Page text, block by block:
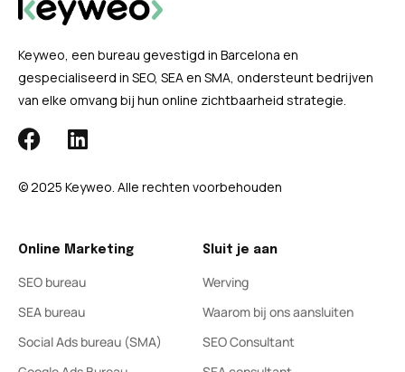
Keyweo, een bureau gevestigd in Barcelona en
gespecialiseerd in SEO, SEA en SMA, ondersteunt bedrijven
van elke omvang bij hun online zichtbaarheid strategie.
© 2025 Keyweo. Alle rechten voorbehouden
Online Marketing
SEO bureau
SEA bureau
Social Ads bureau (SMA)
Sluit je aan
Werving
Waarom bij ons aansluiten
SEO Consultant